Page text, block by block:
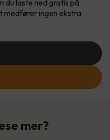
du laste ned gratis på
medfører ingen ekstra
mer?